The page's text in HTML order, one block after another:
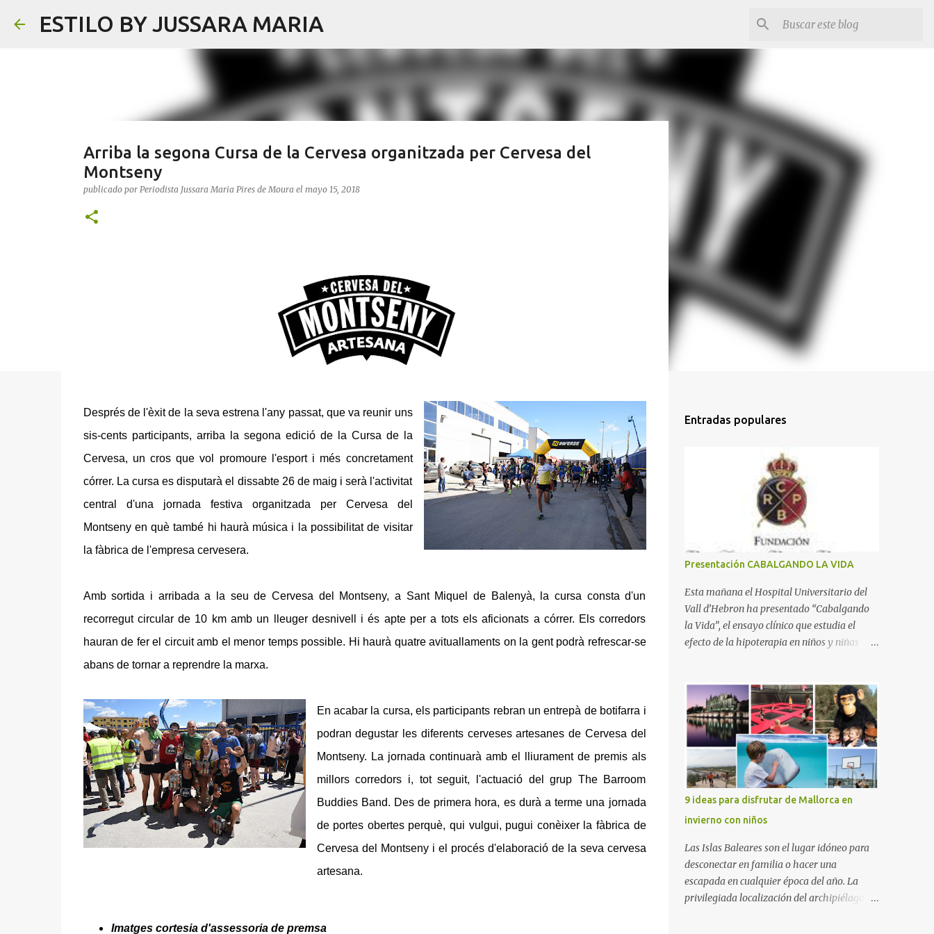
ESTILO BY JUSSARA MARIA
Arriba la segona Cursa de la Cervesa organitzada per Cervesa del
Montseny
publicado por Periodista Jussara Maria Pires de Moura el mayo 15, 2018
Després de l'èxit de la seva estrena l'any passat, que va reunir uns
sis-cents participants, arriba la segona edició de la Cursa de la
Cervesa, un cros que vol promoure l'esport i més concretament
córrer. La cursa es disputarà el dissabte 26 de maig i serà l'activitat
central d'una jornada festiva organitzada per Cervesa del
Montseny en què també hi haurà música i la possibilitat de visitar
la fàbrica de l'empresa cervesera.
Amb sortida i arribada a la seu de Cervesa del Montseny, a Sant Miquel de Balenyà, la cursa consta d'un
recorregut circular de 10 km amb un lleuger desnivell i és apte per a tots els aficionats a córrer. Els corredors
hauran de fer el circuit amb el menor temps possible. Hi haurà quatre avituallaments on la gent podrà refrescar-se
abans de tornar a reprendre la marxa.
En acabar la cursa, els participants rebran un entrepà de botifarra i
podran degustar les diferents cerveses artesanes de Cervesa del
Montseny. La jornada continuarà amb el lliurament de premis als
millors corredors i, tot seguit, l'actuació del grup The Barroom
Buddies Band. Des de primera hora, es durà a terme una jornada
de portes obertes perquè, qui vulgui, pugui conèixer la fàbrica de
Cervesa del Montseny i el procés d'elaboració de la seva cervesa
artesana.
Imatges cortesia d'assessoria de premsa
Entradas populares
Presentación CABALGANDO LA VIDA
Esta mañana el Hospital Universitario del
Vall d’Hebron ha presentado “Cabalgando
la Vida”, el ensayo clínico que estudia el
efecto de la hipoterapia en niños y niñas
Gimbernat, con el apoyo de la Asociación
Española contra el Cáncer (AEECC) y la
Fundación Federica Cerdá. La presentación
ha contado con la presencia de Emilio Zegrí,
presidente de la Fundación RCPB; la Dra.
Anna Llort, adjunta del Servicio de
Oncología Pediátrica del Hospital Vall
d’Hebron e investigadora del grupo de
Investigación Traslacional en Cáncer en la
Infancia y la Adolescencia del Vall d’Hebron
Instituto de Investigación (VHIR); Anna Saló,
psicóloga del Servicio de Oncología
Pediátrica del Vall d’Hebron y del grupo de
9 ideas para disfrutar de Mallorca en
invierno con niños
Las Islas Baleares son el lugar idóneo para
desconectar en familia o hacer una
escapada en cualquier época del año. La
privilegiada localización del archipiélago